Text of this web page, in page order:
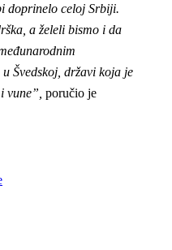
doprinelo celoj Srbiji.
a želeli bismo i da
Švedskoj, državi koja je
vune”, poručio je